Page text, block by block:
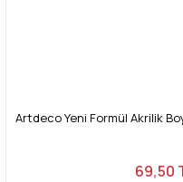
Artdeco Yeni Formül Akrilik
69,50